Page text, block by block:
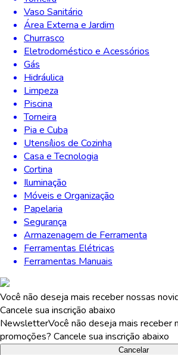
Vaso Sanitário
Área Externa e Jardim
Churrasco
Eletrodoméstico e Acessórios
Gás
Hidráulica
Limpeza
Piscina
Torneira
Pia e Cuba
Utensílios de Cozinha
Casa e Tecnologia
Cortina
Iluminação
Móveis e Organização
Papelaria
Segurança
Armazenagem de Ferramenta
Ferramentas Elétricas
Ferramentas Manuais
Você não deseja mais receber nossas
Cancele sua inscrição abaixo
NewsletterVocê não deseja mais receber
promoções? Cancele sua inscrição abaixo
Cancelar